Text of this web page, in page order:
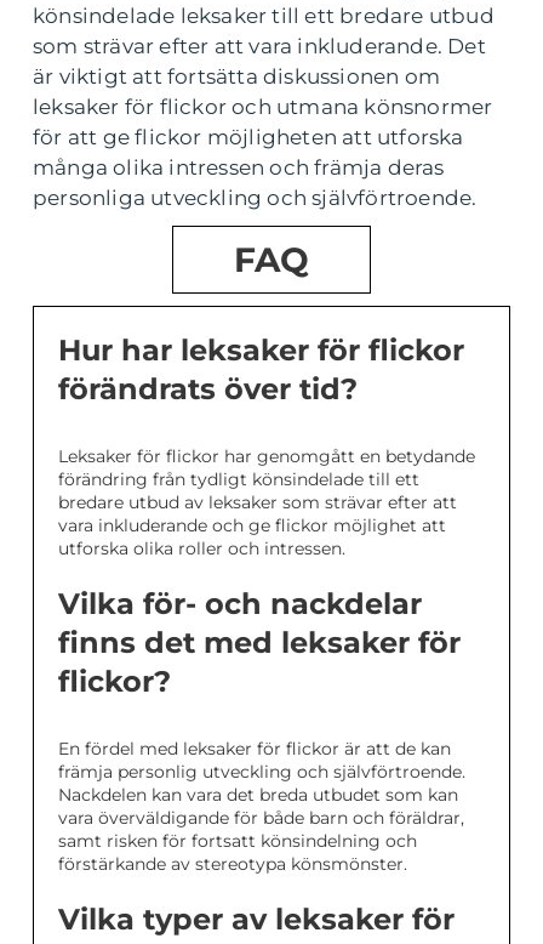
könsindelade leksaker till ett bredare utbud
som strävar efter att vara inkluderande. Det
är viktigt att fortsätta diskussionen om
leksaker för flickor och utmana könsnormer
för att ge flickor möjligheten att utforska
många olika intressen och främja deras
personliga utveckling och självförtroende.
FAQ
Hur har leksaker för flickor
förändrats över tid?
Leksaker för flickor har genomgått en betydande
förändring från tydligt könsindelade till ett
bredare utbud av leksaker som strävar efter att
vara inkluderande och ge flickor möjlighet att
utforska olika roller och intressen.
Vilka för- och nackdelar
finns det med leksaker för
flickor?
En fördel med leksaker för flickor är att de kan
främja personlig utveckling och självförtroende.
Nackdelen kan vara det breda utbudet som kan
vara överväldigande för både barn och föräldrar,
samt risken för fortsatt könsindelning och
förstärkande av stereotypa könsmönster.
Vilka typer av leksaker för